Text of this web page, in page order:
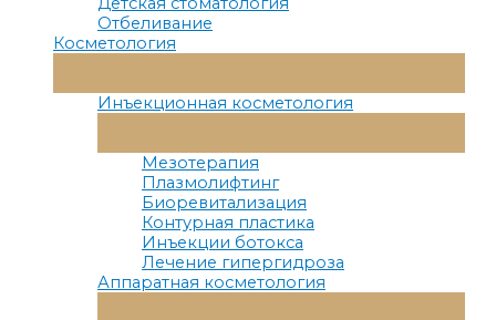
Отбеливание
Косметология
Меню
Инъекционная косметология
Меню
Мезотерапия
Плазмолифтинг
Биоревитализация
Контурная пластика
Инъекции ботокса
Лечение гипергидроза
Аппаратная косметология